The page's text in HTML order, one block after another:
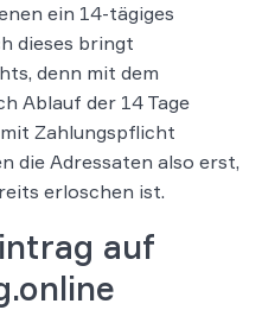
ein 14-tägiges
dieses bringt
denn mit dem
Ablauf der 14 Tage
Zahlungspflicht
die Adressaten also erst,
erloschen ist.
auf